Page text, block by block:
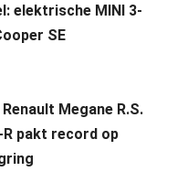
elektrische MINI 3-
SE
Megane R.S.
R pakt record op